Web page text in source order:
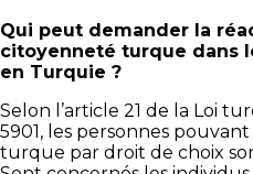
Qui peut demander la
citoyenneté turque dans
en Turquie ?
Selon l’article 21 de la Loi
5901, les personnes
turque par droit de choix